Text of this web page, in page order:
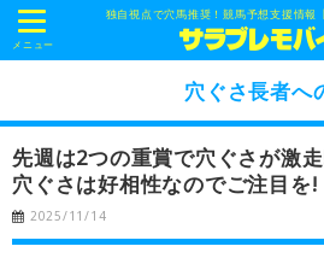
独自視点で穴馬推奨！競馬予想支援情報
t
o
g
e
a
v
i
g
a
t
メニュー
穴ぐさ長者へ
先週は2つの重賞で穴ぐさが激
穴ぐさは好相性なのでご注目を!
2025/11/14